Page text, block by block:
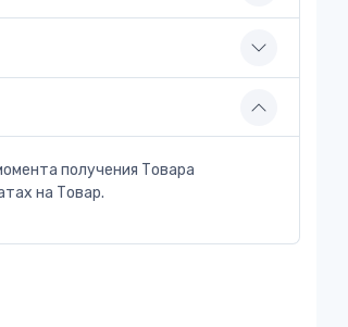
получения Товара
на Товар.